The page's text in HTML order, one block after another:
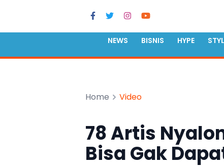
NEWS BISNIS HYPE
Home Video
78 Artis
Bisa Gak